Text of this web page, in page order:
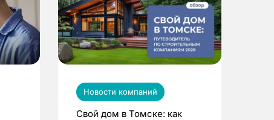
Новости компаний
Свой дом в Томске: как